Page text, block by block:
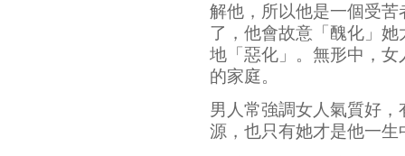
解他，所以他是一個受
了，他會故意「醜化」
地「惡化」。無形中，
的家庭。
男人常強調女人氣質好
源，也只有她才是他一生